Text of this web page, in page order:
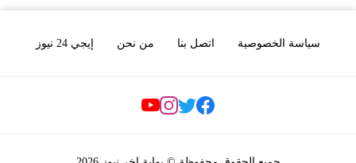
سياسة الخصوصية اتصل بنا من نحن إيجي 24 نيوز
Social Links